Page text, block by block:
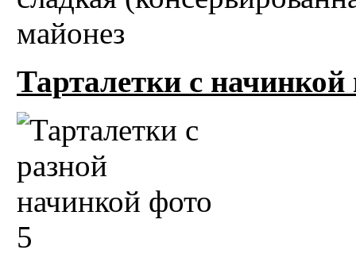
майонез
Тарталетки с